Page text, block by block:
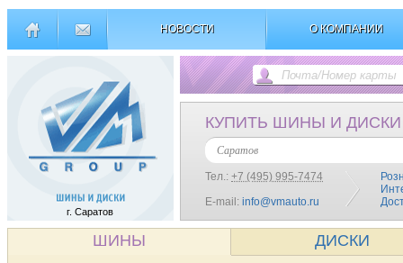
НОВОСТИ О КОМПАНИИ
г. Саратов
КУПИТЬ ШИНЫ И ДИСКИ
Саратов
Тел.: +7 (495) 995-7474
E-mail: info@vmauto.ru
ШИНЫ ДИСКИ